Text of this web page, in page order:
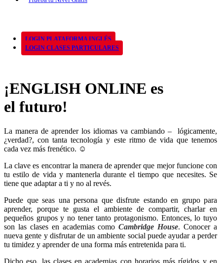
LOGIN PLATAFORMA INGLÉS
LOGIN CLASES PARTICULARES
¡ENGLISH ONLINE es
el futuro!
La manera de aprender los idiomas va cambiando – lógicamente,
¿verdad?, con tanta tecnología y este ritmo de vida que tenemos
cada vez más frenético. ☺
La clave es encontrar la manera de aprender que mejor funcione con
tu estilo de vida y mantenerla durante el tiempo que necesites. Se
tiene que adaptar a ti y no al revés.
Puede que seas una persona que disfrute estando en grupo para
aprender, porque te gusta el ambiente de compartir, charlar en
pequeños grupos y no tener tanto protagonismo. Entonces, lo tuyo
son las clases en academias comoCambridge House. Conocer a
nueva gente y disfrutar de un ambiente social puede ayudar a perder
tu timidez y aprender de una forma más entretenida para ti.
Dicho eso, las clases en academias con horarios más rígidos y en